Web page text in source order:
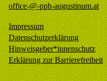
office-@-pph-augustinum.at
Impressum
Datenschutzerklärung
Hinweisgeber*innenschutz
Erklärung zur Barrierefreiheit